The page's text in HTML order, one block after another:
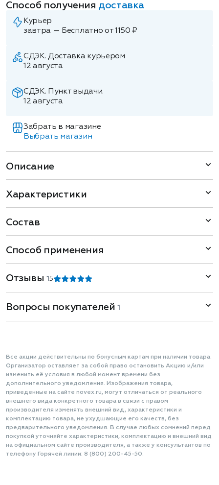
Способ получения доставка
Курьер
завтра — Бесплатно от 1150 ₽
СДЭК. Доставка курьером
12 августа
СДЭК. Пункт выдачи.
12 августа
Забрать в магазине
Выбрать магазин
Описание
Характеристики
Состав
Способ применения
Отзывы1 5
Вопросы покупателей 1
Все акции действительны по бонусным картам при наличии товара.
Организатор оставляет за собой право остановить Акцию и/или
изменить её условия в любой момент времени без
дополнительного уведомления. Изображения товара,
приведенные на сайте novex.ru, могут отличаться от реального
внешнего вида конкретного товара в связи с правом
производителя изменять внешний вид, характеристики и
комплектацию товара, не ухудшающие его качеств, без
предварительного уведомления. В случае любых сомнений перед
покупкой уточняйте характеристики, комплектацию и внешний вид
на официальном сайте производителя, а также у консультантов по
телефону Горячей линии: 8 (800) 200-45-50.